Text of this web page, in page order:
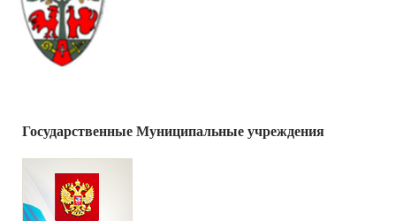
Государственные Муниципальные учреждения